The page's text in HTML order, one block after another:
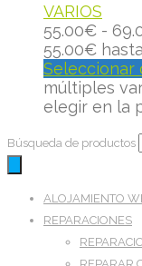
VARIOS
55.00€ -
55.00€
Seleccionar
múltiples
elegir en la
Búsqueda de productos
ALOJAMIENTO
REPARACIONES